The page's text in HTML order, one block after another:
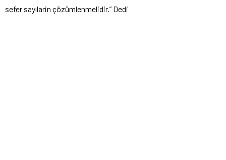
sefer sayılarin çözümlenmelidir.” Dedi